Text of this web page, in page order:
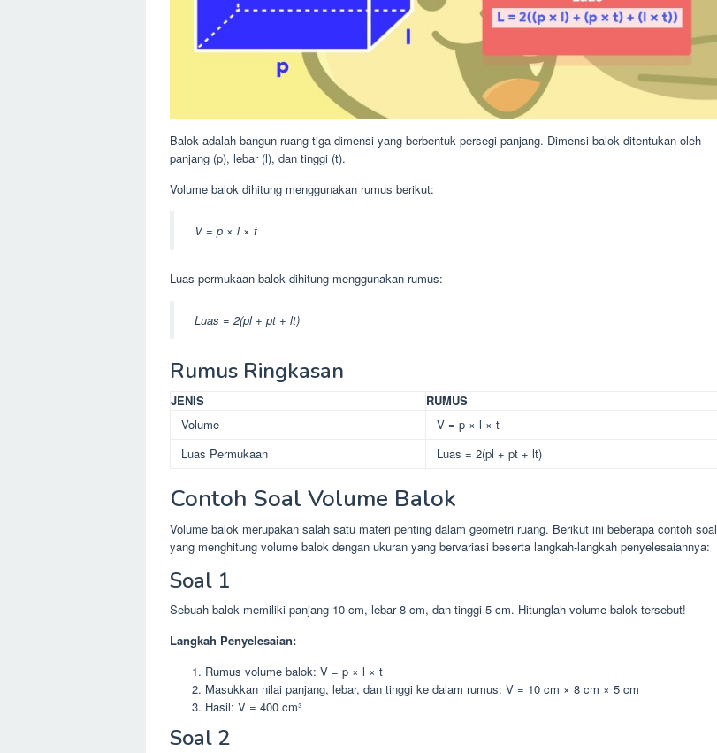
Balok adalah bangun ruang tiga dimensi yang berbentuk persegi panjang. Dimensi balok ditentukan oleh
panjang (p), lebar (l), dan tinggi (t).
Volume balok dihitung menggunakan rumus berikut:
V = p × l × t
Luas permukaan balok dihitung menggunakan rumus:
Luas = 2(pl + pt + lt)
Rumus Ringkasan
JENIS
RUMUS
Volume
V = p × l × t
Luas Permukaan
Luas = 2(pl + pt + lt)
Contoh Soal Volume Balok
Volume balok merupakan salah satu materi penting dalam geometri ruang. Berikut ini beberapa contoh soal
yang menghitung volume balok dengan ukuran yang bervariasi beserta langkah-langkah penyelesaiannya:
Soal 1
Sebuah balok memiliki panjang 10 cm, lebar 8 cm, dan tinggi 5 cm. Hitunglah volume balok tersebut!
Langkah Penyelesaian:
Rumus volume balok: V = p × l × t
Masukkan nilai panjang, lebar, dan tinggi ke dalam rumus: V = 10 cm × 8 cm × 5 cm
Hasil: V = 400 cm³
Soal 2